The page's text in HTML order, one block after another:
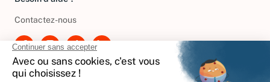
Contactez-nous
International